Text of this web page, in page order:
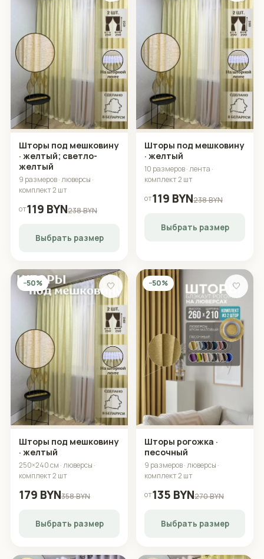
Шторы под мешковину
· желтый; светло-
желтый
9 размеров · люверсы ·
комплект 2 шт
от119 BYN238 BYN
Выбрать размер
Шторы под мешковину
· желтый
10 размеров · лента ·
комплект 2 шт
от119 BYN238 BYN
Выбрать размер
−50% 🤍
Шторы под мешковину
· желтый
250×240 см · люверсы ·
комплект 2 шт
179 BYN358 BYN
Выбрать размер
−50% 🤍
Шторы рогожка ·
песочный
9 размеров · люверсы ·
комплект 2 шт
от135 BYN270 BYN
Выбрать размер